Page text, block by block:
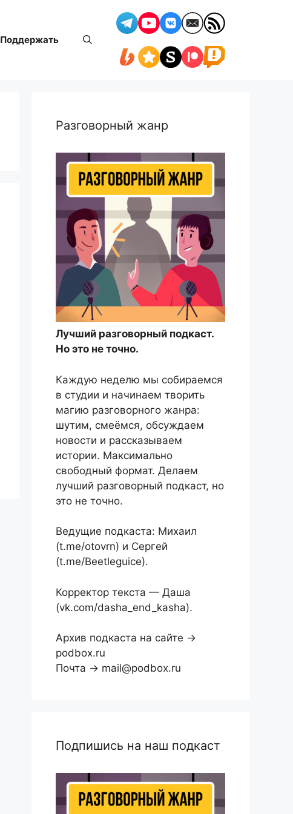
Поддержать
Разговорный жанр
Лучший разговорный подкаст.
Но это не точно.
Каждую неделю мы собираемся
в студии и начинаем творить
магию разговорного жанра:
шутим, смеёмся, обсуждаем
новости и рассказываем
истории. Максимально
свободный формат. Делаем
лучший разговорный подкаст, но
это не точно.
Ведущие подкаста: Михаил
(t.me/otovrn) и Сергей
(t.me/Beetleguice).
Корректор текста — Даша
(vk.com/dasha_end_kasha).
Архив подкаста на сайте →
podbox.ru
Почта → mail@podbox.ru
Подпишись на наш подкаст